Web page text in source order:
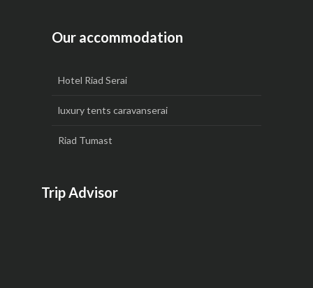
Our accommodation
Hotel Riad Serai
luxury tents caravanserai
Riad Tumast
Trip Advisor